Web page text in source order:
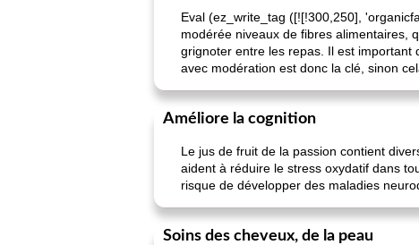
Eval (ez_write_tag ([![!300,250],
modérée niveaux de fibres alimentaires,
grignoter entre les repas. Il est
avec modération est donc la clé, sinon
Améliore la cognition
Le jus de fruit de la passion contient
aident à réduire le stress oxydatif dans
risque de développer des maladies
Soins des cheveux, de la peau